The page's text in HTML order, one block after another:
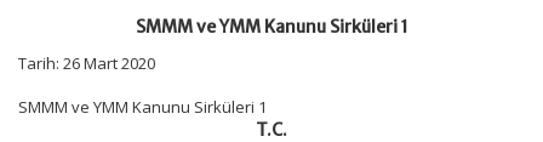
SMMM ve YMM Kanunu Sirküleri 1
Tarih: 26 Mart 2020
SMMM ve YMM Kanunu Sirküleri 1
T.C.